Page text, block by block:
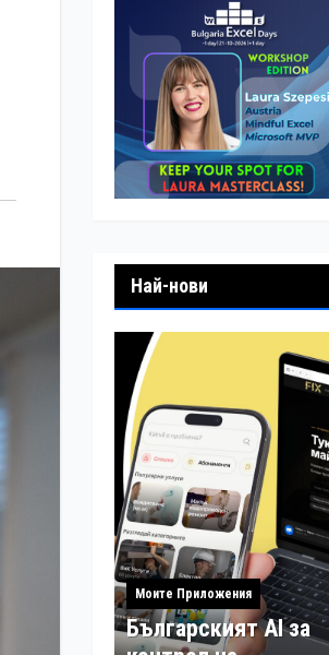
Най-нови
Моите Приложения
Българският AI за